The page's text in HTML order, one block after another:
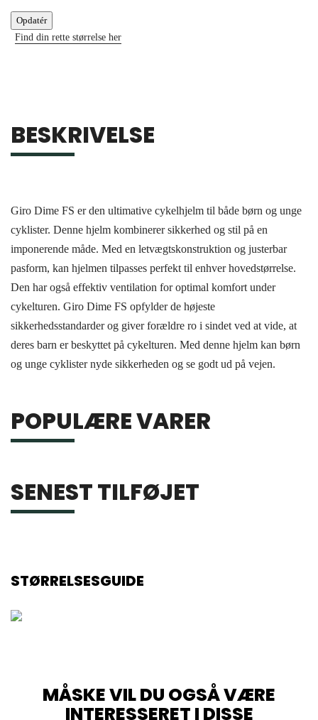
Find din rette størrelse her
BESKRIVELSE
Giro Dime FS er den ultimative cykelhjelm til både børn og unge
cyklister. Denne hjelm kombinerer sikkerhed og stil på en
imponerende måde. Med en letvægtskonstruktion og justerbar
pasform, kan hjelmen tilpasses perfekt til enhver hovedstørrelse.
Den har også effektiv ventilation for optimal komfort under
cykelturen. Giro Dime FS opfylder de højeste
sikkerhedsstandarder og giver forældre ro i sindet ved at vide, at
deres barn er beskyttet på cykelturen. Med denne hjelm kan børn
og unge cyklister nyde sikkerheden og se godt ud på vejen.
POPULÆRE VARER
SENEST TILFØJET
STØRRELSESGUIDE
MÅSKE VIL DU OGSÅ VÆRE
INTERESSERET I DISSE